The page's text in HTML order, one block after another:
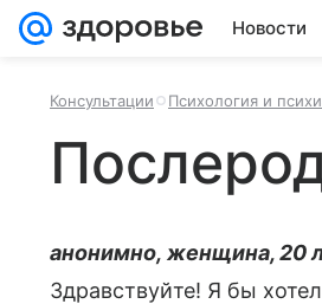
Новости
Консультации Психология и
анонимно, женщина, 20
Здравствуйте! Я бы